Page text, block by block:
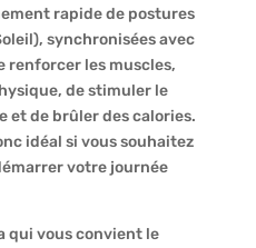
rapide de postures
synchronisées avec
renforcer les muscles,
de stimuler le
et de brûler des calories.
idéal si vous souhaitez
votre journée
qui vous convient le